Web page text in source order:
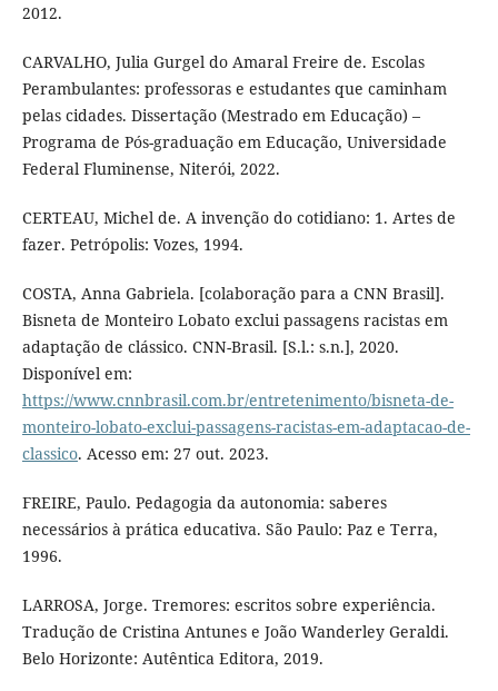
2012.
CARVALHO, Julia Gurgel do Amaral Freire de. Escolas
Perambulantes: professoras e estudantes que caminham
pelas cidades. Dissertação (Mestrado em Educação) –
Programa de Pós-graduação em Educação, Universidade
Federal Fluminense, Niterói, 2022.
CERTEAU, Michel de. A invenção do cotidiano: 1. Artes de
fazer. Petrópolis: Vozes, 1994.
COSTA, Anna Gabriela. [colaboração para a CNN Brasil].
Bisneta de Monteiro Lobato exclui passagens racistas em
adaptação de clássico. CNN-Brasil. [S.l.: s.n.], 2020.
Disponível em:
https://www.cnnbrasil.com.br/entretenimento/bisneta-de-
monteiro-lobato-exclui-passagens-racistas-em-adaptacao-de-
classico. Acesso em: 27 out. 2023.
FREIRE, Paulo. Pedagogia da autonomia: saberes
necessários à prática educativa. São Paulo: Paz e Terra,
1996.
LARROSA, Jorge. Tremores: escritos sobre experiência.
Tradução de Cristina Antunes e João Wanderley Geraldi.
Belo Horizonte: Autêntica Editora, 2019.